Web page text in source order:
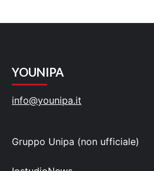
YOUNIPA
info@younipa.it
Gruppo Unipa (non ufficiale)